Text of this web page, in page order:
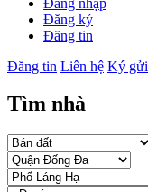
Đăng ký
Đăng tin
Đăng tin Liên hệ Ký gửi
Tìm nhà